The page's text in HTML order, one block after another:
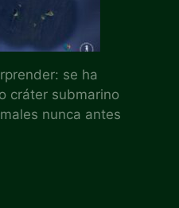
se ha
cráter submarino
nunca antes